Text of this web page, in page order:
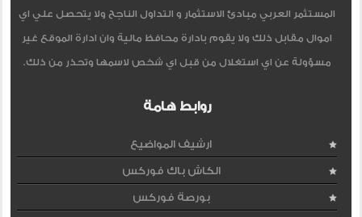
المستثمر العربي مبادئ الاستثمار و التداول الناجح ولا يتحصل علي اي
اموال مقابل ذلك ولا يقوم بادارة محافظ مالية وان ادارة الموقع غير
مسؤولة عن اي استغلال من قبل اي شخص لاسمها وتحذر من ذلك.
روابط هامة
ارشيف المواضيع
الكاش باك فوركس
بورصة فوركس